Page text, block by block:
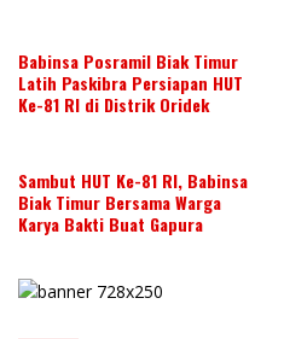
Babinsa Posramil Biak Timur
Latih Paskibra Persiapan HUT
Ke-81 RI di Distrik Oridek
Sambut HUT Ke-81 RI, Babinsa
Biak Timur Bersama Warga
Karya Bakti Buat Gapura